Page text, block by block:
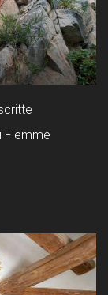
Fiemme